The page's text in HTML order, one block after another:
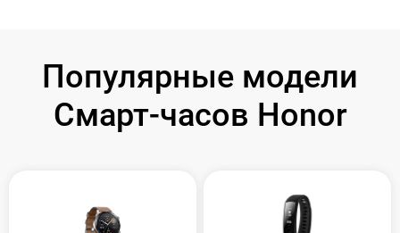
Популярные модели
Смарт-часов Honor